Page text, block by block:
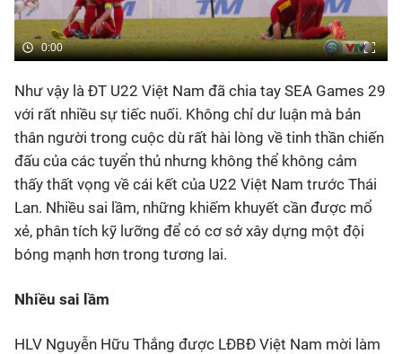
Các môn khác
VIDEO
Bên lề
0:00
Như vậy là ĐT U22 Việt Nam đã chia tay SEA Games 29
với rất nhiều sự tiếc nuối. Không chỉ dư luận mà bản
thân người trong cuộc dù rất hài lòng về tinh thần chiến
đấu của các tuyển thủ nhưng không thể không cảm
thấy thất vọng về cái kết của U22 Việt Nam trước Thái
Lan. Nhiều sai lầm, những khiếm khuyết cần được mổ
xẻ, phân tích kỹ lưỡng để có cơ sở xây dựng một đội
bóng mạnh hơn trong tương lai.
Nhiều sai lầm
HLV Nguyễn Hữu Thắng được LĐBĐ Việt Nam mời làm